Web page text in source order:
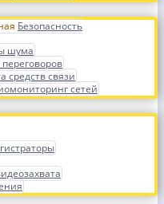
Безопасность
шума
средств связи
сетей